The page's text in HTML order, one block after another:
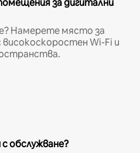
Намерете място за
Wi-Fi и
обслужване?